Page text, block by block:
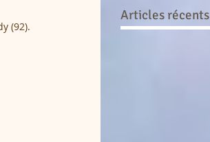
(92).
Articles récents